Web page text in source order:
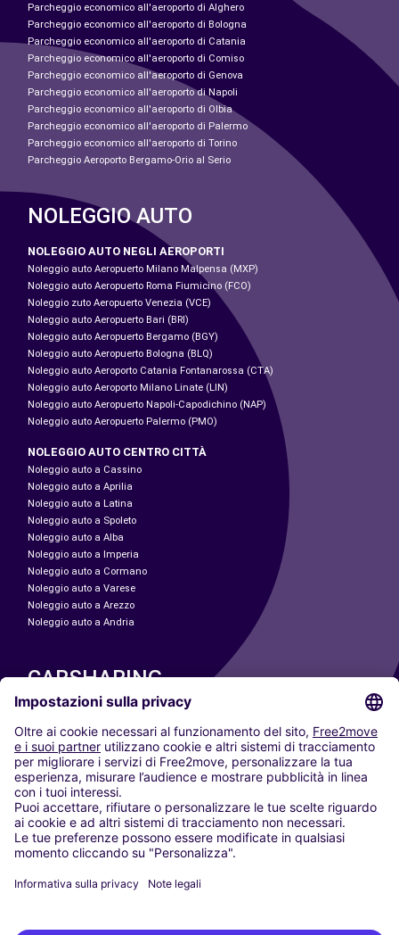
Parcheggio economico all'aeroporto di Alghero
Parcheggio economico all'aeroporto di Bologna
Parcheggio economico all'aeroporto di Catania
Parcheggio economico all'aeroporto di Comiso
Parcheggio economico all'aeroporto di Genova
Parcheggio economico all'aeroporto di Napoli
Parcheggio economico all'aeroporto di Olbia
Parcheggio economico all'aeroporto di Palermo
Parcheggio economico all'aeroporto di Torino
Parcheggio Aeroporto Bergamo-Orio al Serio
NOLEGGIO AUTO
NOLEGGIO AUTO NEGLI AEROPORTI
Noleggio auto Aeropuerto Milano Malpensa (MXP)
Noleggio auto Aeropuerto Roma Fiumicino (FCO)
Noleggio zuto Aeropuerto Venezia (VCE)
Noleggio auto Aeropuerto Bari (BRI)
Noleggio auto Aeropuerto Bergamo (BGY)
Noleggio auto Aeropuerto Bologna (BLQ)
Noleggio auto Aeroporto Catania Fontanarossa (CTA)
Noleggio auto Aeroporto Milano Linate (LIN)
Noleggio auto Aeropuerto Napoli-Capodichino (NAP)
Noleggio auto Aeropuerto Palermo (PMO)
NOLEGGIO AUTO CENTRO CITTÀ
Noleggio auto a Cassino
Noleggio auto a Aprilia
Noleggio auto a Latina
Noleggio auto a Spoleto
Noleggio auto a Alba
Noleggio auto a Imperia
Noleggio auto a Cormano
Noleggio auto a Varese
Noleggio auto a Arezzo
Noleggio auto a Andria
CARSHARING
LE NOSTRE CITTÀ
Paris
Madrid
Washington DC
Milano
Roma
Torino
Vienna
Berlino
Düsseldorf